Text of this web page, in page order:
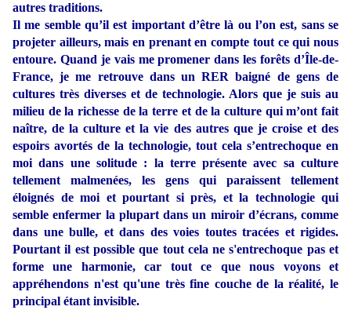
autres traditions.
Il me semble qu’il est important d’être là ou l’on est, sans se
projeter ailleurs, mais en prenant en compte tout ce qui nous
entoure. Quand je vais me promener dans les forêts d’Île-de-
France, je me retrouve dans un RER baigné de gens de
cultures très diverses et de technologie. Alors que je suis au
milieu de la richesse de la terre et de la culture qui m’ont fait
naître, de la culture et la vie des autres que je croise et des
espoirs avortés de la technologie, tout cela s’entrechoque en
moi dans une solitude : la terre présente avec sa culture
tellement malmenées, les gens qui paraissent tellement
éloignés de moi et pourtant si près, et la technologie qui
semble enfermer la plupart dans un miroir d’écrans, comme
dans une bulle, et dans des voies toutes tracées et rigides.
Pourtant il est possible que tout cela ne s'entrechoque pas et
forme une harmonie, car tout ce que nous voyons et
appréhendons n'est qu'une très fine couche de la réalité, le
principal étant invisible.